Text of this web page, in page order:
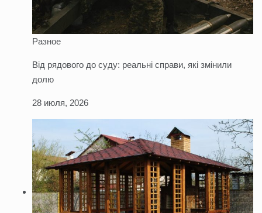
Разное
Від рядового до суду: реальні справи, які змінили
долю
28 июля, 2026